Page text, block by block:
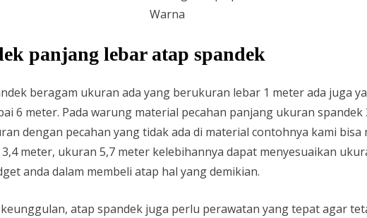
panjang lebar atap spandek
beragam ukuran ada yang berukuran lebar 1 meter ada juga
6 meter. Pada warung material pecahan panjang ukuran
dengan pecahan yang tidak ada di material contohnya kami
meter, ukuran 5,7 meter kelebihannya dapat menyesuaikan
anda dalam membeli atap hal yang demikian.
atap spandek juga perlu perawatan yang tepat agar